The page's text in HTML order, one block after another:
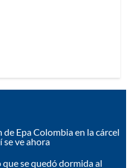
de Epa Colombia en la cárcel
se ve ahora
se quedó dormida al